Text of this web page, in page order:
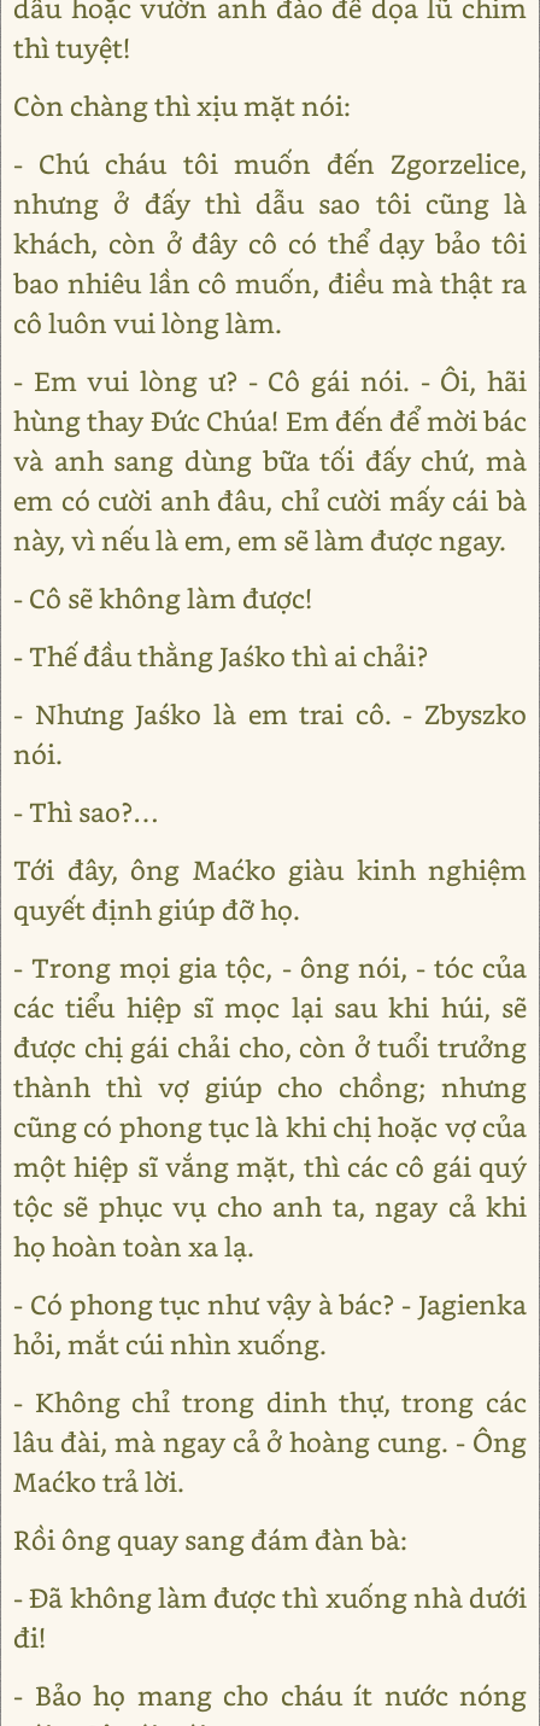
dầu hoặc vườn anh đào để dọa lũ chim
thì tuyệt!
Còn chàng thì xịu mặt nói:
- Chú cháu tôi muốn đến Zgorzelice,
nhưng ở đấy thì dẫu sao tôi cũng là
khách, còn ở đây cô có thể dạy bảo tôi
bao nhiêu lần cô muốn, điều mà thật ra
cô luôn vui lòng làm.
- Em vui lòng ư? - Cô gái nói. - Ôi, hãi
hùng thay Đức Chúa! Em đến để mời bác
và anh sang dùng bữa tối đấy chứ, mà
em có cười anh đâu, chỉ cười mấy cái bà
này, vì nếu là em, em sẽ làm được ngay.
- Cô sẽ không làm được!
- Thế đầu thằng Jaśko thì ai chải?
- Nhưng Jaśko là em trai cô. - Zbyszko
nói.
- Thì sao?…
Tới đây, ông Maćko giàu kinh nghiệm
quyết định giúp đỡ họ.
- Trong mọi gia tộc, - ông nói, - tóc của
các tiểu hiệp sĩ mọc lại sau khi húi, sẽ
được chị gái chải cho, còn ở tuổi trưởng
thành thì vợ giúp cho chồng; nhưng
cũng có phong tục là khi chị hoặc vợ của
một hiệp sĩ vắng mặt, thì các cô gái quý
tộc sẽ phục vụ cho anh ta, ngay cả khi
họ hoàn toàn xa lạ.
- Có phong tục như vậy à bác? - Jagienka
hỏi, mắt cúi nhìn xuống.
- Không chỉ trong dinh thự, trong các
lâu đài, mà ngay cả ở hoàng cung. - Ông
Maćko trả lời.
Rồi ông quay sang đám đàn bà:
- Đã không làm được thì xuống nhà dưới
đi!
- Bảo họ mang cho cháu ít nước nóng